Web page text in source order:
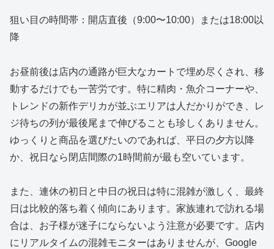
狙い目の時間帯：開店直後（9:00〜10:00）または18:00以
降
お昼前後は店内の通路が巨大なカートで埋め尽くされ、移
動するだけでも一苦労です。特に精肉・魚介コーナーや、
トレンドの新作デリカが並ぶエリアは人だかりができ、レ
ジ待ちの列が最後尾まで伸びることも珍しくありません。
ゆっくりと商品を選びたいのであれば、平日の夕方以降
か、祝日なら閉店間際の1時間前が最も空いています。
また、連休の初日と中日の祝日は特に混雑が激しく、最終
日は比較的落ち着く傾向にあります。家族連れで訪れる場
合は、お子様が迷子にならないよう注意が必要です。店内
にリアルタイムの混雑モニターはありませんが、Google